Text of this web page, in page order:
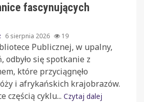
fascynujących
6 sierpnia 2026 19
Publicznej, w upalny,
odbyło się spotkanie z
które przyciągnęło
i afrykańskich krajobrazów.
częścią cyklu... Czytaj dalej